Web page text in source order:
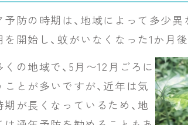
予防の時期は、地域によって多少
開始し、蚊がいなくなった1か月
の地域で、5月〜12月ごろに
とが多いですが、近年は気
が長くなっているため、地